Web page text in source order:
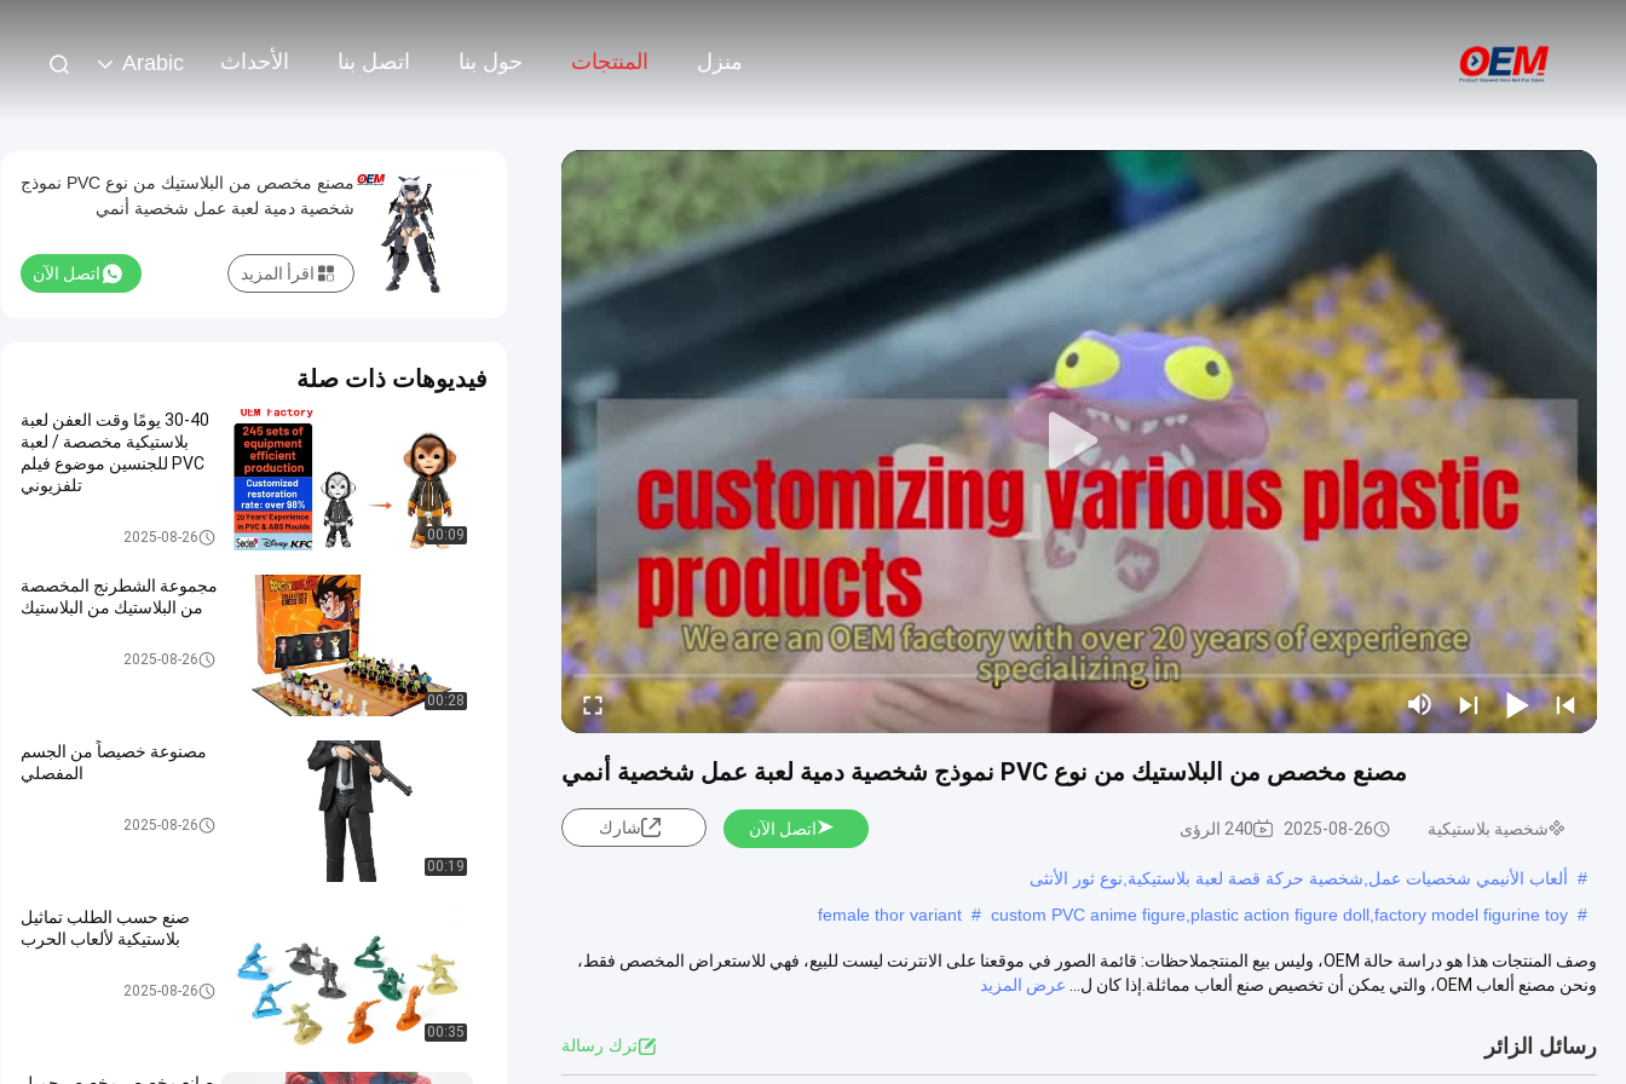
منزل المنتجات حول بنا اتصل بنا الأحداث Arabic
مصنع مخصص من البلاستيك من نوع PVC نموذج شخصية دمية لعبة عمل شخصية أنمي
شخصية بلاستيكية 2025-08-26 240 الرؤى اتصل الآن شارك
# ألعاب الأنيمي شخصيات عمل,شخصية حركة قصة لعبة بلاستيكية,نوع ثور الأنثى
#
custom PVC anime figure,plastic action figure doll,factory model figurine toy
#
female thor variant
وصف المنتجات هذا هو دراسة حالة OEM، وليس بيع المنتجملاحظات: قائمة الصور في موقعنا على الانترنت ليست للبيع، فهي للاستعراض المخصص فقط،
ونحن مصنع ألعاب OEM، والتي يمكن أن تخصيص صنع ألعاب مماثلة.إذا كان ل...
عرض المزيد
رسائل الزائر ترك رسالة
مصنع مخصص من البلاستيك من نوع PVC نموذج
شخصية دمية لعبة عمل شخصية أنمي
اتصل الآن اقرأ المزيد
فيديوهات ذات صلة
00:09
30-40 يومًا وقت العفن لعبة
بلاستيكية مخصصة / لعبة
PVC للجنسين موضوع فيلم
تلفزيوني
2025-08-26
00:28
مجموعة الشطرنج المخصصة
من البلاستيك من البلاستيك
2025-08-26
00:19
مصنوعة خصيصاً من الجسم
المفصلي
2025-08-26
00:35
صنع حسب الطلب تماثيل
بلاستيكية لألعاب الحرب
2025-08-26